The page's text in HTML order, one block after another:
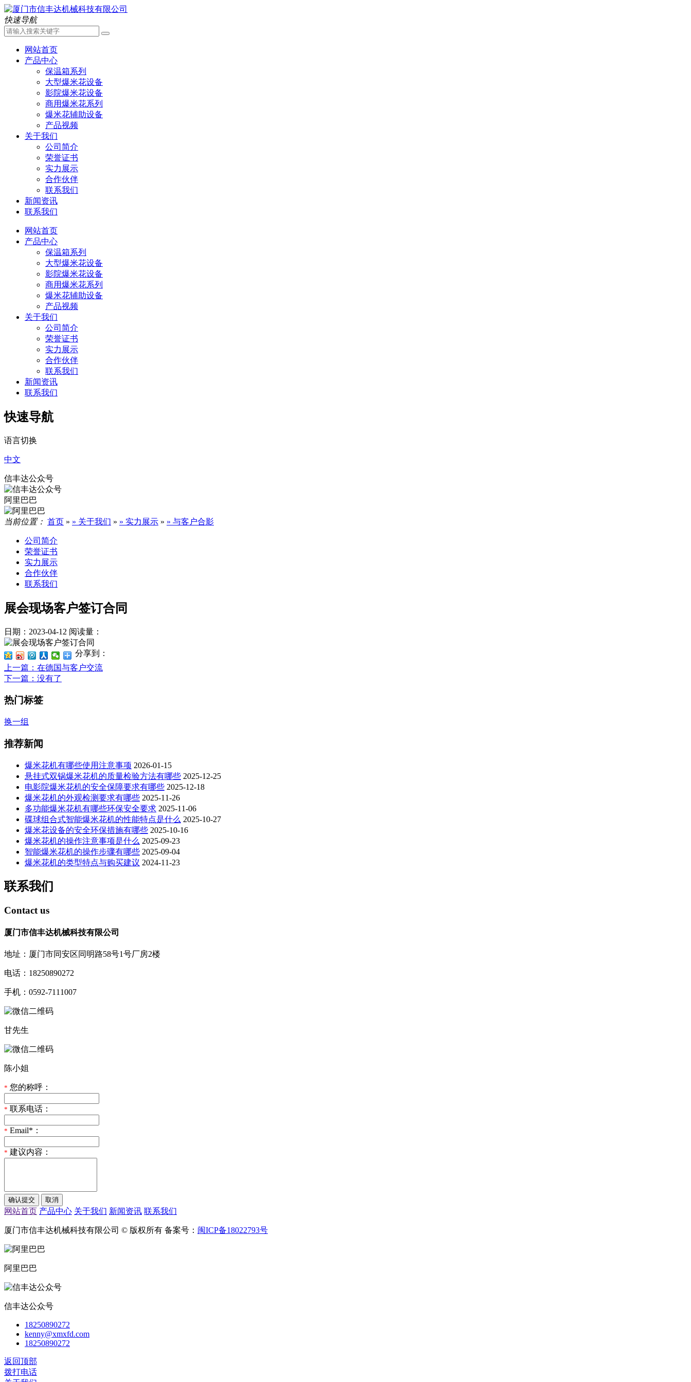
快速导航
网站首页
产品中心
保温箱系列
大型爆米花设备
影院爆米花设备
商用爆米花系列
爆米花辅助设备
产品视频
关于我们
公司简介
荣誉证书
实力展示
合作伙伴
联系我们
新闻资讯
联系我们
网站首页
产品中心
保温箱系列
大型爆米花设备
影院爆米花设备
商用爆米花系列
爆米花辅助设备
产品视频
关于我们
公司简介
荣誉证书
实力展示
合作伙伴
联系我们
新闻资讯
联系我们
快速导航
语言切换
中文
信丰达公众号
阿里巴巴
当前位置： 首页 » » 关于我们 » » 实力展示 » » 与客户合影
公司简介
荣誉证书
实力展示
合作伙伴
联系我们
展会现场客户签订合同
日期：2023-04-12 阅读量：
分享到：
上一篇 ：在德国与客户交流
下一篇 ：没有了
热门标签
换一组
推荐新闻
爆米花机有哪些使用注意事项 2026-01-15
悬挂式双锅爆米花机的质量检验方法有哪些 2025-12-25
电影院爆米花机的安全保障要求有哪些 2025-12-18
爆米花机的外观检测要求有哪些 2025-11-26
多功能爆米花机有哪些环保安全要求 2025-11-06
碟球组合式智能爆米花机的性能特点是什么 2025-10-27
爆米花设备的安全环保措施有哪些 2025-10-16
爆米花机的操作注意事项是什么 2025-09-23
智能爆米花机的操作步骤有哪些 2025-09-04
爆米花机的类型特点与购买建议 2024-11-23
联系我们
Contact us
厦门市信丰达机械科技有限公司
地址：厦门市同安区同明路58号1号厂房2楼
电话：18250890272
手机：0592-7111007
甘先生
陈小姐
* 您的称呼：
* 联系电话：
* Email*：
* 建议内容：
网站首页 产品中心 关于我们 新闻资讯 联系我们
厦门市信丰达机械科技有限公司 © 版权所有 备案号： 闽ICP备18022793号
阿里巴巴
信丰达公众号
18250890272
kenny@xmxfd.com
18250890272
返回顶部
拨打电话